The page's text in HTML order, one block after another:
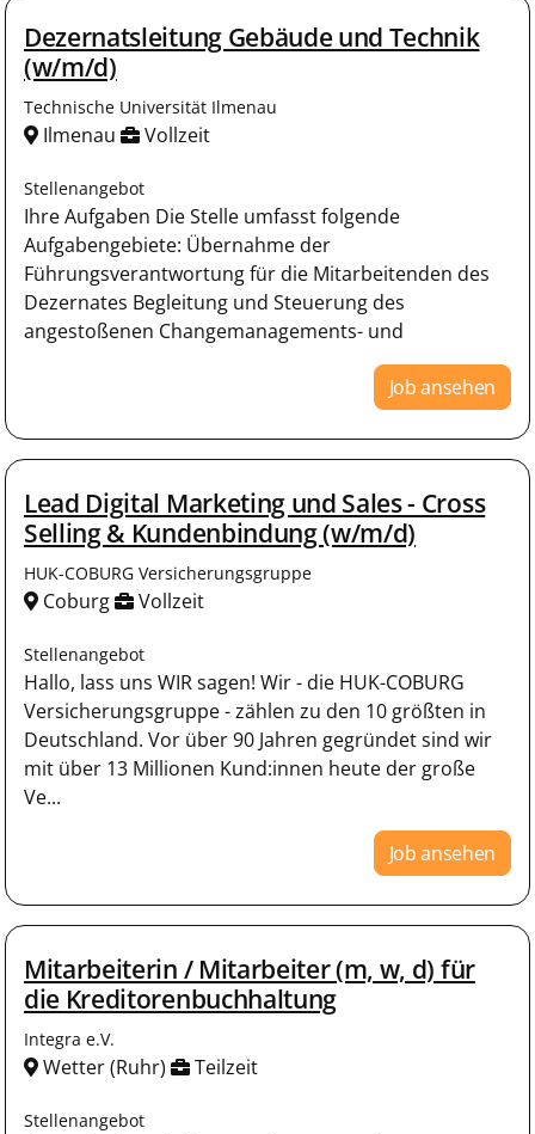
Dezernatsleitung Gebäude und Technik
(w/m/d)
Technische Universität Ilmenau
Ilmenau Vollzeit
Stellenangebot
Ihre Aufgaben Die Stelle umfasst folgende
Aufgabengebiete: Übernahme der
Führungsverantwortung für die Mitarbeitenden des
Dezernates Begleitung und Steuerung des
angestoßenen Changemanagements- und
Job ansehen
Lead Digital Marketing und Sales - Cross
Selling & Kundenbindung (w/m/d)
HUK-COBURG Versicherungsgruppe
Coburg Vollzeit
Stellenangebot
Hallo, lass uns WIR sagen! Wir - die HUK-COBURG
Versicherungsgruppe - zählen zu den 10 größten in
Deutschland. Vor über 90 Jahren gegründet sind wir
mit über 13 Millionen Kund:innen heute der große
Ve...
Job ansehen
Mitarbeiterin / Mitarbeiter (m, w, d) für
die Kreditorenbuchhaltung
Integra e.V.
Wetter (Ruhr) Teilzeit
Stellenangebot